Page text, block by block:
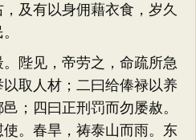
及有以身佣藉衣食，岁久
陛见，帝劳之，命疏所急
取人材；二曰给俸禄以养
；四曰正刑罚而勿屡赦。
。春旱，祷泰山而雨。东